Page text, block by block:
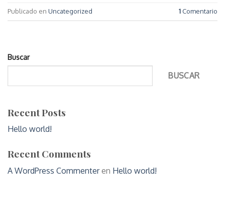
Publicado en Uncategorized 1 Comentario
Buscar
BUSCAR
Recent Posts
Hello world!
Recent Comments
A WordPress Commenteren Hello world!